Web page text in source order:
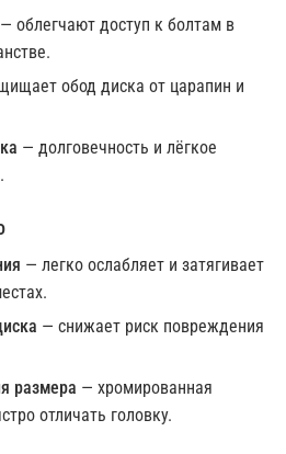
— облегчают доступ к болтам в
обод диска от царапин и
— долговечность и лёгкое
— легко ослабляет и затягивает
— снижает риск повреждения
размера — хромированная
отличать головку.